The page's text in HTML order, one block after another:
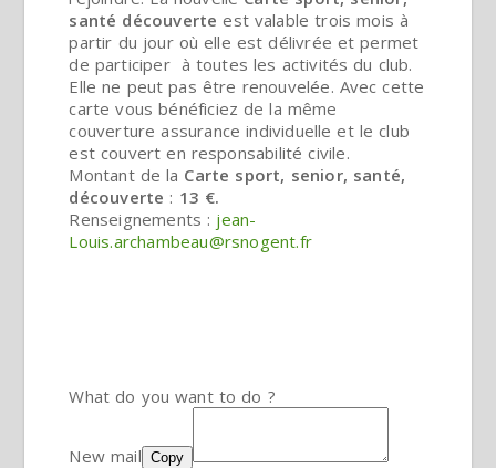
santé découverte est valable trois mois à
partir du jour où elle est délivrée et permet
de participer à toutes les activités du club.
Elle ne peut pas être renouvelée. Avec cette
carte vous bénéficiez de la même
couverture assurance individuelle et le club
est couvert en responsabilité civile.
Montant de la Carte sport, senior, santé,
découverte : 13 €.
Renseignements : jean-
Louis.archambeau@rsnogent.fr
What do you want to do ?
New mail Copy